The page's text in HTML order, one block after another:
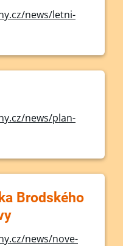
news/letni-
news/plan-
Brodského
news/nove-